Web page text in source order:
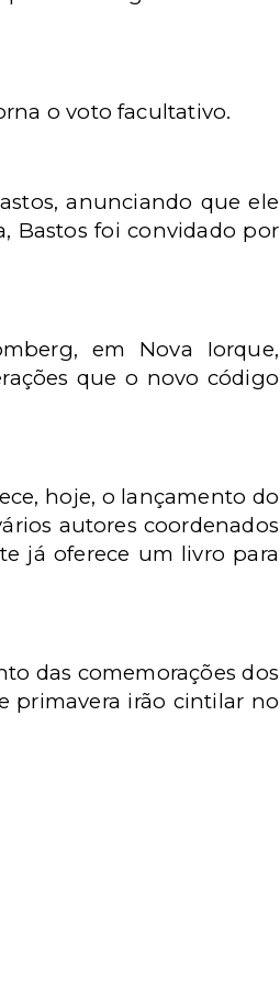
o voto facultativo.
anunciando que ele
Bastos foi convidado por
em Nova Iorque,
que o novo código
hoje, o lançamento do
autores coordenados
já oferece um livro para
das comemorações dos
primavera irão cintilar no